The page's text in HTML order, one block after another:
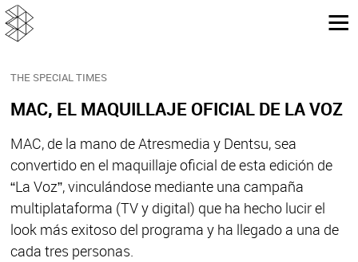
THE SPECIAL TIMES
MAC, EL MAQUILLAJE OFICIAL DE LA VOZ
MAC, de la mano de Atresmedia y Dentsu, sea
convertido en el maquillaje oficial de esta edición de
“La Voz”, vinculándose mediante una campaña
multiplataforma (TV y digital) que ha hecho lucir el
look más exitoso del programa y ha llegado a una de
cada tres personas.